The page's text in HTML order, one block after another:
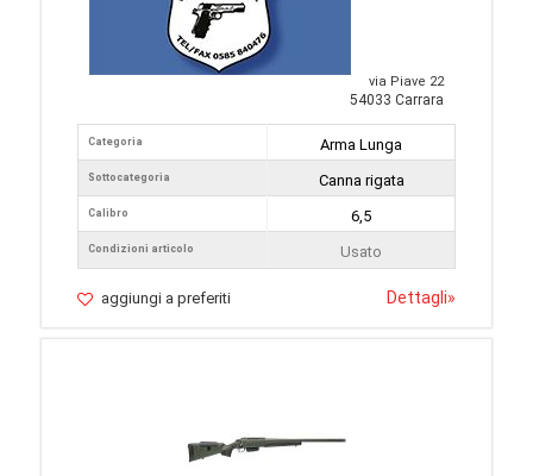
via Piave 22
54033 Carrara
Categoria
Sottocategoria
Calibro
Condizioni articolo
Arma Lunga
Canna rigata
6,5
Usato
aggiungi a preferiti Dettagli»